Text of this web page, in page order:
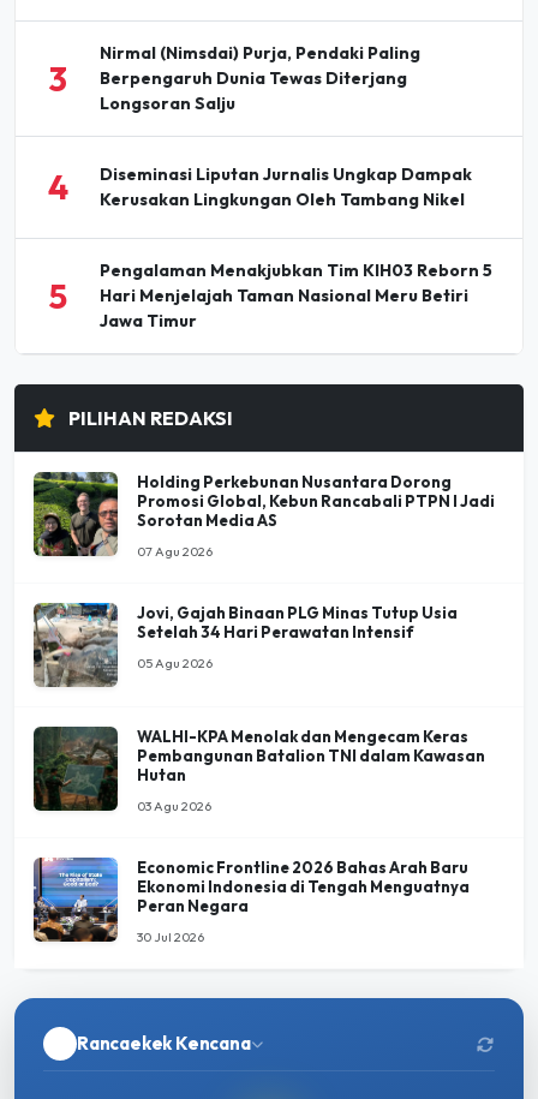
3
Nirmal (Nimsdai) Purja, Pendaki Paling
Berpengaruh Dunia Tewas Diterjang
Longsoran Salju
4
Diseminasi Liputan Jurnalis Ungkap Dampak
Kerusakan Lingkungan Oleh Tambang Nikel
5
Pengalaman Menakjubkan Tim KIH03 Reborn 5
Hari Menjelajah Taman Nasional Meru Betiri
Jawa Timur
PILIHAN REDAKSI
Holding Perkebunan Nusantara Dorong
Promosi Global, Kebun Rancabali PTPN I Jadi
Sorotan Media AS
07 Agu 2026
Jovi, Gajah Binaan PLG Minas Tutup Usia
Setelah 34 Hari Perawatan Intensif
05 Agu 2026
WALHI-KPA Menolak dan Mengecam Keras
Pembangunan Batalion TNI dalam Kawasan
Hutan
03 Agu 2026
Economic Frontline 2026 Bahas Arah Baru
Ekonomi Indonesia di Tengah Menguatnya
Peran Negara
30 Jul 2026
Rancaekek Kencana